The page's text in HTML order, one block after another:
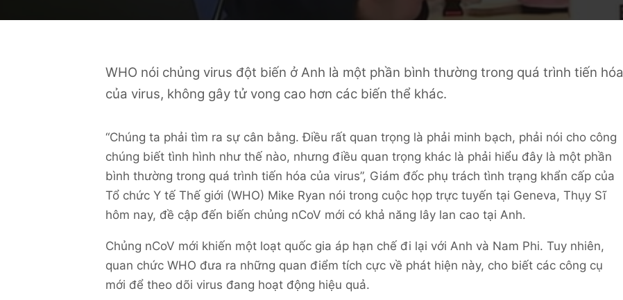
WHO nói chủng virus đột biến ở Anh là một phần bình thường trong quá trình tiến hóa
của virus, không gây tử vong cao hơn các biến thể khác.
“Chúng ta phải tìm ra sự cân bằng. Điều rất quan trọng là phải minh bạch, phải nói cho công
chúng biết tình hình như thế nào, nhưng điều quan trọng khác là phải hiểu đây là một phần
bình thường trong quá trình tiến hóa của virus”, Giám đốc phụ trách tình trạng khẩn cấp của
Tổ chức Y tế Thế giới (WHO) Mike Ryan nói trong cuộc họp trực tuyến tại Geneva, Thụy Sĩ
hôm nay, đề cập đến biến chủng nCoV mới có khả năng lây lan cao tại Anh.
Chủng nCoV mới khiến một loạt quốc gia áp hạn chế đi lại với Anh và Nam Phi. Tuy nhiên,
quan chức WHO đưa ra những quan điểm tích cực về phát hiện này, cho biết các công cụ
mới để theo dõi virus đang hoạt động hiệu quả.